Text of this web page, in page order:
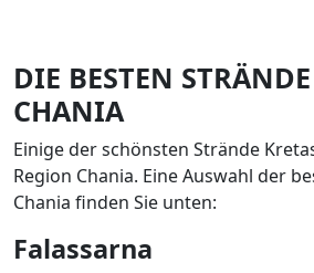
DIE BESTEN
CHANIA
Einige der schönsten Strände
Region Chania. Eine Auswahl der
Chania finden Sie unten:
Falassarna